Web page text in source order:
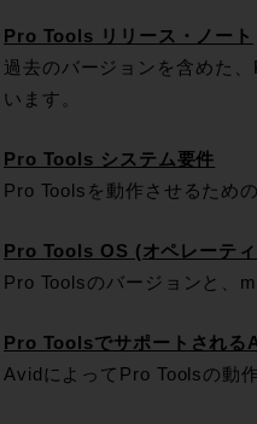
Pro Tools リリース・ノート
過去のバージョンを含めた
います。
Pro Tools システム要件
Pro Toolsを動作させるため
Pro Tools OS (オペレーテ
Pro Toolsのバージョンと、
Pro Toolsでサポートされる
AvidによってPro Toolsの動